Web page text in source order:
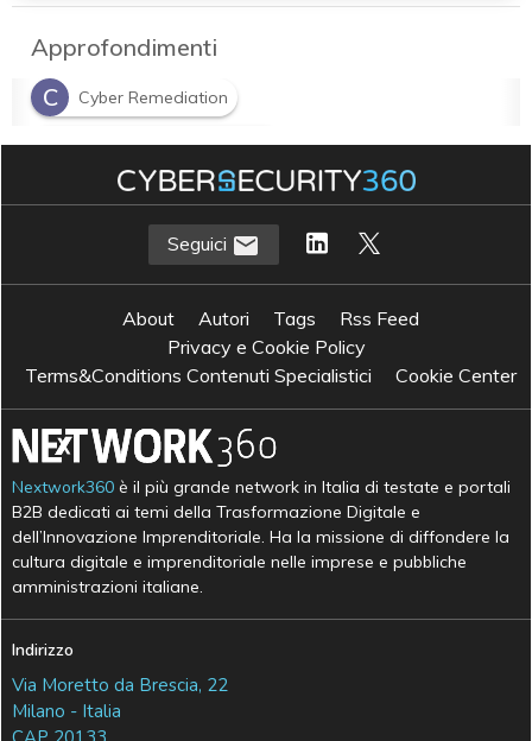
Approfondimenti
C
Cyber Remediation
D detection vs remediation
Security Managed Services
Seguici
About Autori Tags
Rss Feed
Privacy e Cookie Policy
Terms&Conditions Contenuti Specialistici
Cookie Center
Nextwork360 è il più grande network in Italia di testate e portali
B2B dedicati ai temi della Trasformazione Digitale e
dell’Innovazione Imprenditoriale. Ha la missione di diffondere la
cultura digitale e imprenditoriale nelle imprese e pubbliche
amministrazioni italiane.
Indirizzo
Via Moretto da Brescia, 22
Milano - Italia